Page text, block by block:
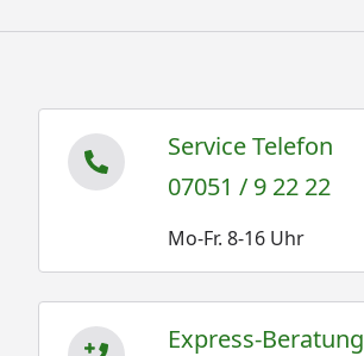
Service Telefon
07051 / 9 22 22
Mo-Fr. 8-16 Uhr
Express-Beratung